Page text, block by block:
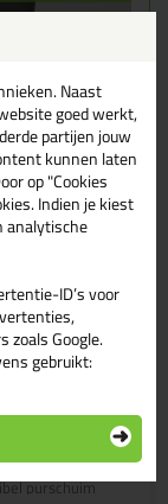
Perfect
Pro 880ml
purschuim
Naast
goed werkt,
partijen jouw
kunnen laten
op "Cookies
Indien je kiest
analytische
ID’s voor
Google.
gebruikt: